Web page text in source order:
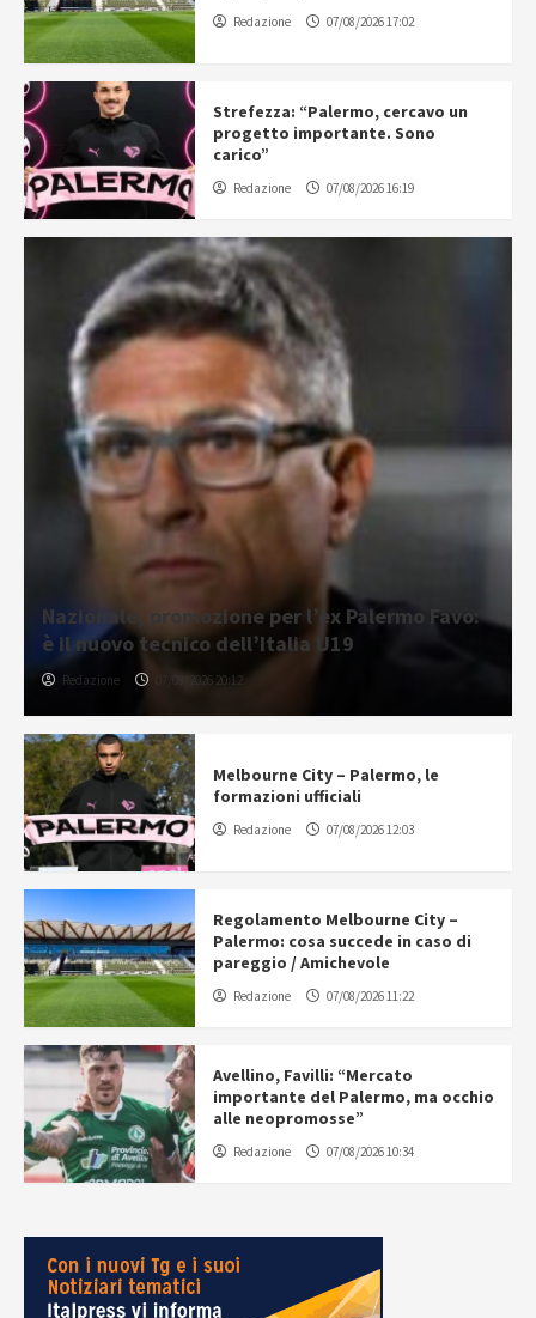
Redazione 07/08/2026 17:02
Strefezza: “Palermo, cercavo un
progetto importante. Sono
carico”
Redazione 07/08/2026 16:19
Nazionale, promozione per l’ex Palermo Favo:
è il nuovo tecnico dell’Italia U19
Redazione 07/08/2026 20:12
Melbourne City – Palermo, le
formazioni ufficiali
Redazione 07/08/2026 12:03
Regolamento Melbourne City –
Palermo: cosa succede in caso di
pareggio / Amichevole
Redazione 07/08/2026 11:22
Avellino, Favilli: “Mercato
importante del Palermo, ma occhio
alle neopromosse”
Redazione 07/08/2026 10:34